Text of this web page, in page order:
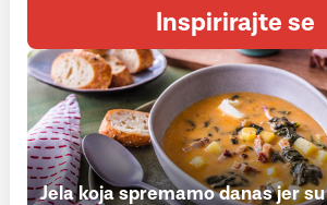
Inspirirajte se
Jela koja spremamo danas jer